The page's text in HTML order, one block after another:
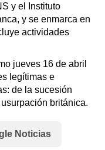
y el Instituto
y se enmarca en
actividades
jueves 16 de abril
legítimas e
de la sucesión
británica.
Noticias